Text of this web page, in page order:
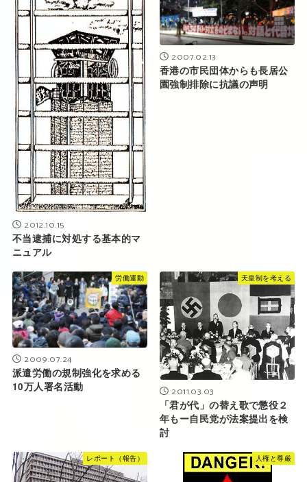
2012.10.15
不当逮捕に対処する基本的マ
ニュアル
2007.02.13
香港の市民団体からも長居公
園強制排除に抗議の声明
労働運動
2009.07.24
派遣労働の規制強化を求める
10万人署名活動
天皇制を考える
2011.03.03
「君が代」の替え歌で懲役２
年もー自民党が法案提出を検
討
レポート（報告） 人権と尊厳